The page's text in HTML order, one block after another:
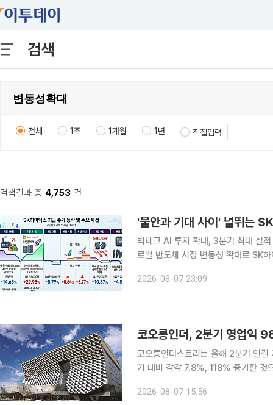
검색
전체 1주 1개월 1년 직접입력
검색결과 총 4,753 건
빅테크 AI 투자 확대, 3분기 최대 실적
로벌 반도체 시장 변동성 확대로 SK
2026-08-07 23:09
코오롱인더, 2분기 영업
코오롱인더스트리는 올해 2분기 연
기 대비 각각 7.8%, 118% 증가한 것으로 잠정 집
의 브랜드별 고른 신장세 등으로 견조
2026-08-07 15:56